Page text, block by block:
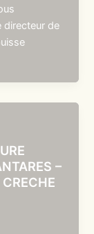
directeur de
–